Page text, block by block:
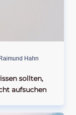
Raimund Hahn
sollten,
aufsuchen